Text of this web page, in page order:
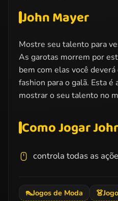
John Mayer
Mostre seu talento para
As garotas morrem por
bem com elas você
fashion para o galã. Esta é
mostrar o seu talento no
Como Jogar
controla todas as
👠Jogos de Moda 👗